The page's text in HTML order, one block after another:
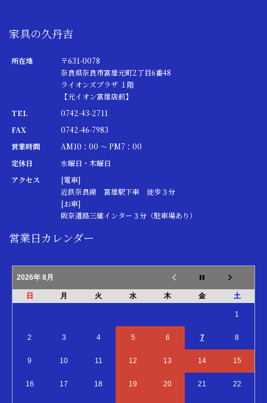
家具の久丹吉
所在地
〒631-0078
奈良県奈良市富雄元町2丁目6番48
ライオンズプラザ １階
【元イオン富雄店前】
TEL
0742-43-2711
FAX
0742-46-7983
営業時間
AM10：00 ～ PM7：00
定休日
水曜日・木曜日
アクセス
[電車]
近鉄奈良線 富雄駅下車 徒歩３分
[お車]
阪奈道路三碓インター３分（駐車場あり）
営業日カレンダー
2026年 8月
日 月 火 水 木 金 土
1
2 3 4 5 6 7 8
9 10 11 12 13 14 15
16 17 18 19 20 21 22